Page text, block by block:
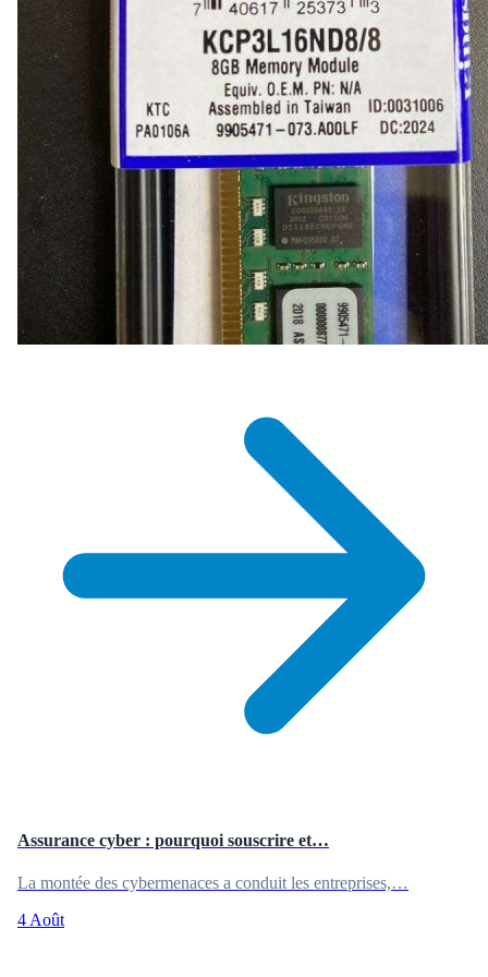
Assurance cyber : pourquoi souscrire et…
La montée des cybermenaces a conduit les entreprises,…
4 Août